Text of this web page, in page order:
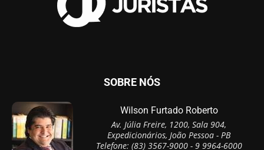
SOBRE NÓS
Wilson Furtado Roberto
Av. Júlia Freire, 1200, Sala 904,
Expedicionários, João Pessoa - PB
Telefone: (83) 3567-9000 - 9 9964-6000